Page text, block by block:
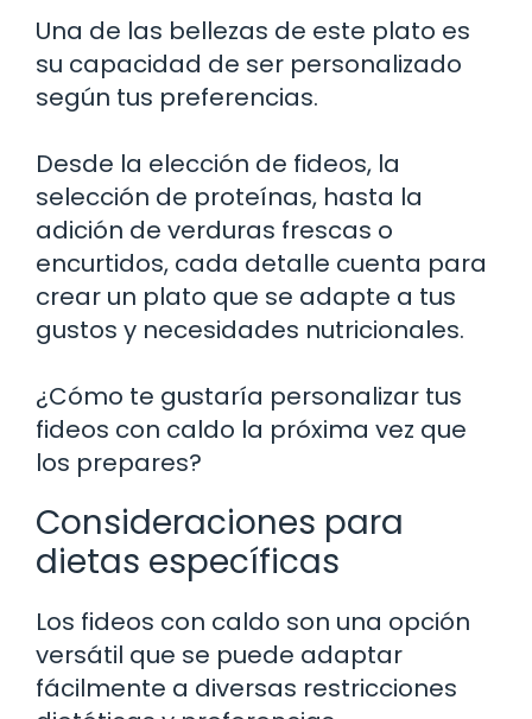
Una de las bellezas de este plato es
su capacidad de ser personalizado
según tus preferencias.
Desde la elección de fideos, la
selección de proteínas, hasta la
adición de verduras frescas o
encurtidos, cada detalle cuenta para
crear un plato que se adapte a tus
gustos y necesidades nutricionales.
¿Cómo te gustaría personalizar tus
fideos con caldo la próxima vez que
los prepares?
Consideraciones para
dietas específicas
Los fideos con caldo son una opción
versátil que se puede adaptar
fácilmente a diversas restricciones